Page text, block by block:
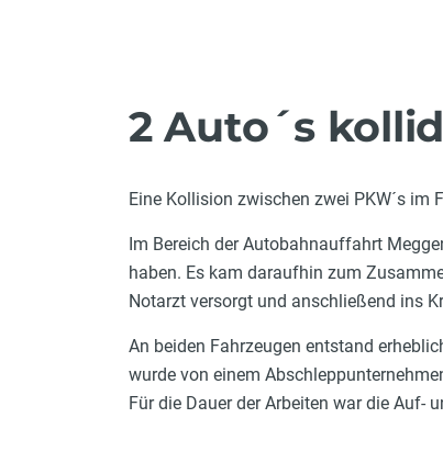
2 Auto´s
Eine Kollision zwischen zwei PKW´s
Im Bereich der Autobahnauffahrt
haben. Es kam daraufhin zum
Notarzt versorgt und anschließend ins
An beiden Fahrzeugen entstand
wurde von einem
Für die Dauer der Arbeiten war die Auf-